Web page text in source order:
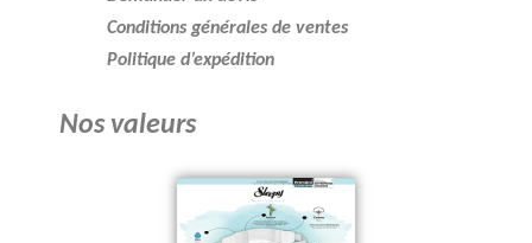
Conditions générales de ventes
Politique d’expédition
Nos valeurs